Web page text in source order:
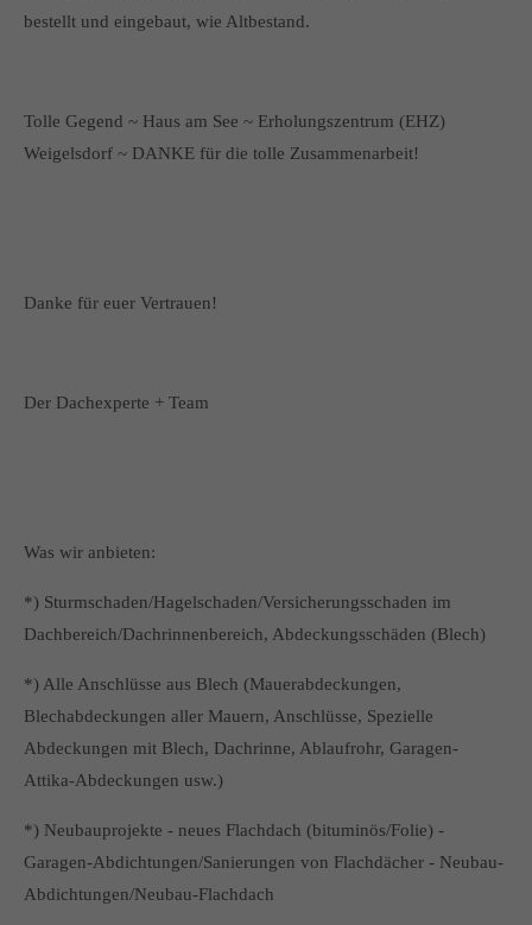
bestellt und eingebaut, wie Altbestand.
Tolle Gegend ~ Haus am See ~ Erholungszentrum (EHZ)
Weigelsdorf ~ DANKE für die tolle Zusammenarbeit!
Danke für euer Vertrauen!
Der Dachexperte + Team
Was wir anbieten:
*) Sturmschaden/Hagelschaden/Versicherungsschaden im
Dachbereich/Dachrinnenbereich, Abdeckungsschäden (Blech)
*) Alle Anschlüsse aus Blech (Mauerabdeckungen,
Blechabdeckungen aller Mauern, Anschlüsse, Spezielle
Abdeckungen mit Blech, Dachrinne, Ablaufrohr, Garagen-
Attika-Abdeckungen usw.)
*) Neubauprojekte - neues Flachdach (bituminös/Folie) -
Garagen-Abdichtungen/Sanierungen von Flachdächer - Neubau-
Abdichtungen/Neubau-Flachdach